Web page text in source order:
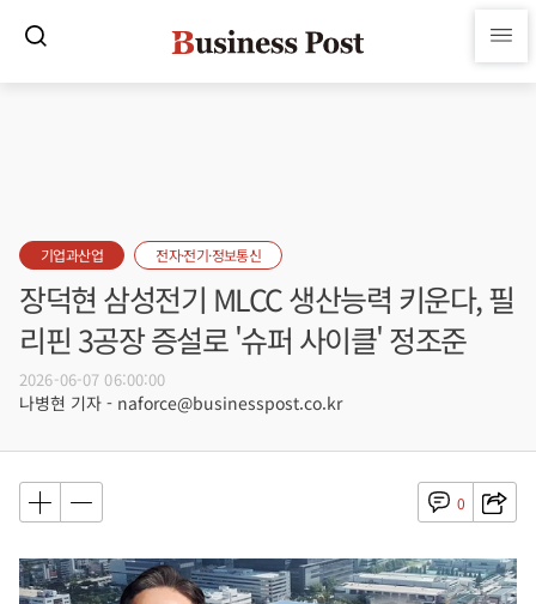
기업과산업 전자·전기·정보통신
장덕현 삼성전기 MLCC 생산능력 키운다, 필
리핀 3공장 증설로 '슈퍼 사이클' 정조준
2026-06-07 06:00:00
나병현 기자 - naforce@businesspost.co.kr
0